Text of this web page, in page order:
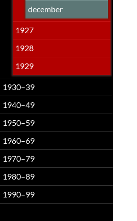
december
1927
1928
1929
1930–39
1940–49
1950–59
1960–69
1970–79
1980–89
1990–99